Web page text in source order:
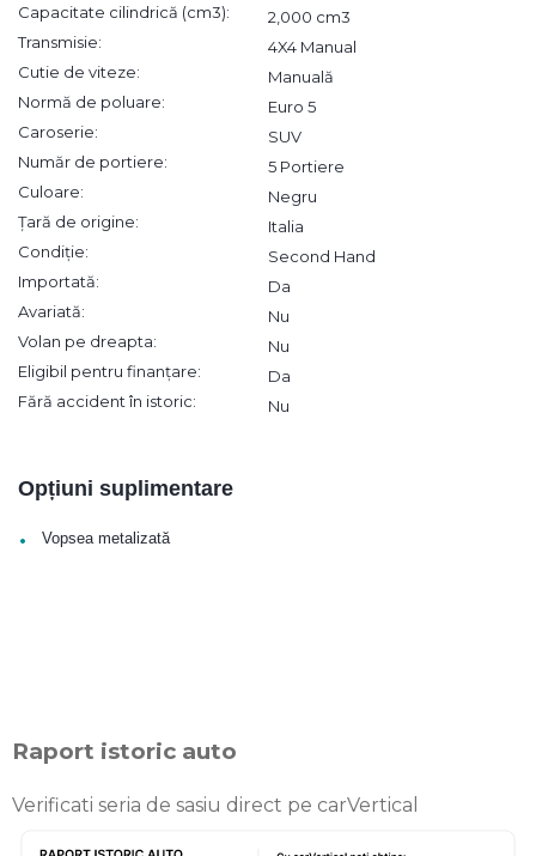
Capacitate cilindrică (cm3):
2,000 cm3
Transmisie:
4X4 Manual
Cutie de viteze:
Manuală
Normă de poluare:
Euro 5
Caroserie:
SUV
Număr de portiere:
5 Portiere
Culoare:
Negru
Țară de origine:
Italia
Condiție:
Second Hand
Importată:
Da
Avariată:
Nu
Volan pe dreapta:
Nu
Eligibil pentru finanțare:
Da
Fără accident în istoric:
Nu
Opțiuni suplimentare
• Vopsea metalizată
Raport istoric auto
Verificati seria de sasiu direct pe carVertical